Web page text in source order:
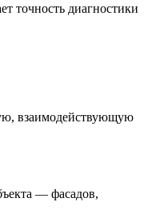
точность диагностики
взаимодействующую
— фасадов,